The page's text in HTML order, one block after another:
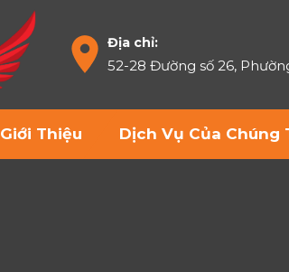
Địa chỉ:
52-28 Đường số 26,
Giới Thiệu Dịch Vụ Của Chúng